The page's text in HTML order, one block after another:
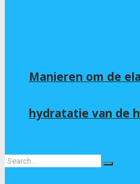
Manieren om de
hydratatie van de